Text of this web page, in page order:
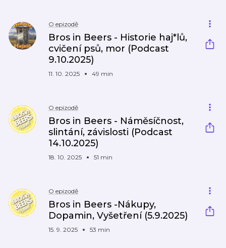
O epizodě
Bros in Beers - Historie haj*lů,
cvičení psů, mor (Podcast
9.10.2025)
11. 10. 2025 49 min
O epizodě
Bros in Beers - Náměsíčnost,
slintání, závislosti (Podcast
14.10.2025)
18. 10. 2025 51 min
O epizodě
Bros in Beers -Nákupy,
Dopamin, Vyšetření (5.9.2025)
15. 9. 2025 53 min